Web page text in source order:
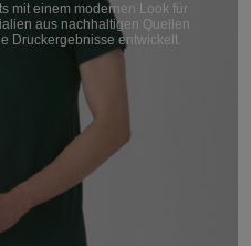
mit einem modernen Look für
aus nachhaltigen Quellen
Druckergebnisse entwickelt.